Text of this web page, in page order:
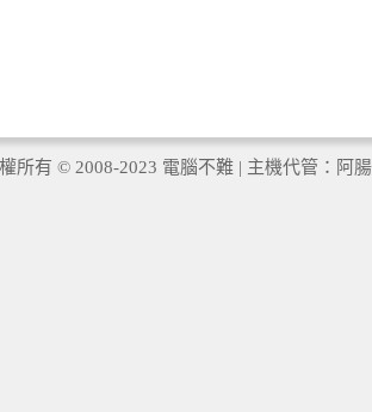
所有 © 2008-2023 電腦不難 | 主機代管： 阿